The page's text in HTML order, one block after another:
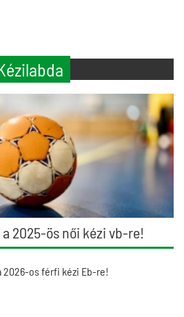
2025-ös női kézi vb-re!
2026-os férfi kézi Eb-re!